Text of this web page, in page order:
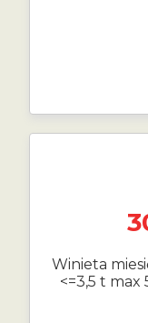
Winieta
<=3,5 t max